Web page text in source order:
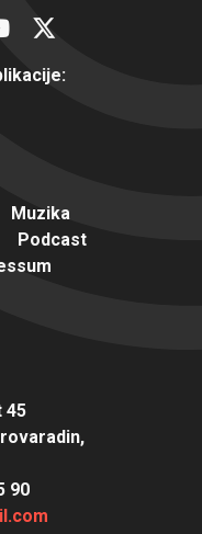
Muzika
Podcast
45
90